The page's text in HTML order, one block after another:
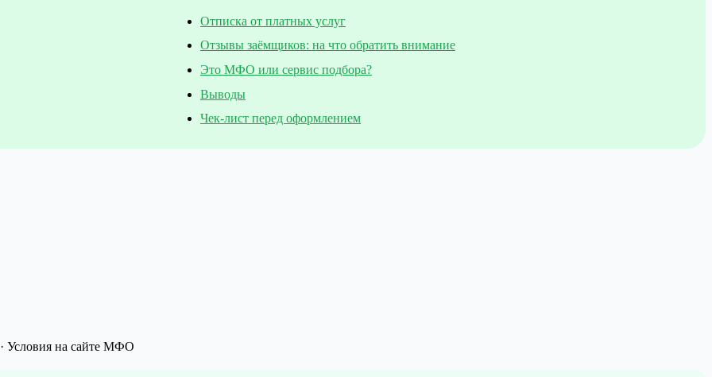
Отписка от платных услуг
Отзывы заёмщиков: на что обратить внимание
Это МФО или сервис подбора?
Выводы
Чек-лист перед оформлением
Условия на сайте МФО